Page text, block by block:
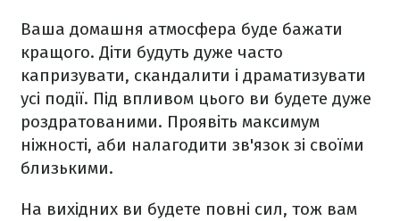
Ваша домашня атмосфера буде бажати
кращого. Діти будуть дуже часто
капризувати, скандалити і драматизувати
усі події. Під впливом цього ви будете дуже
роздратованими. Проявіть максимум
ніжності, аби налагодити зв'язок зі своїми
близькими.
На вихідних ви будете повні сил, тож вам